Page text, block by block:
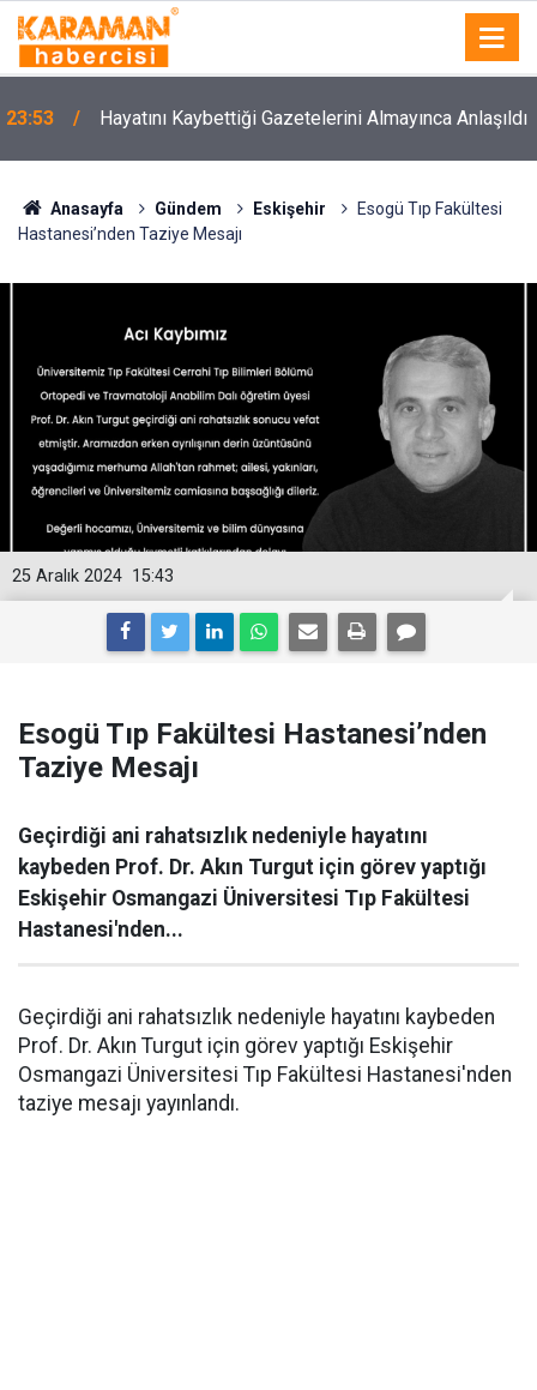
23:53 Hayatını Kaybettiği Gazetelerini Almayınca Anlaşıldı
Anasayfa Gündem Eskişehir
Esogü Tıp Fakültesi
Hastanesi’nden Taziye Mesajı
15:43
25 Aralık 2024
Esogü Tıp Fakültesi Hastanesi’nden
Taziye Mesajı
Geçirdiği ani rahatsızlık nedeniyle hayatını
kaybeden Prof. Dr. Akın Turgut için görev yaptığı
Eskişehir Osmangazi Üniversitesi Tıp Fakültesi
Hastanesi'nden...
Geçirdiği ani rahatsızlık nedeniyle hayatını kaybeden
Prof. Dr. Akın Turgut için görev yaptığı Eskişehir
Osmangazi Üniversitesi Tıp Fakültesi Hastanesi'nden
taziye mesajı yayınlandı.